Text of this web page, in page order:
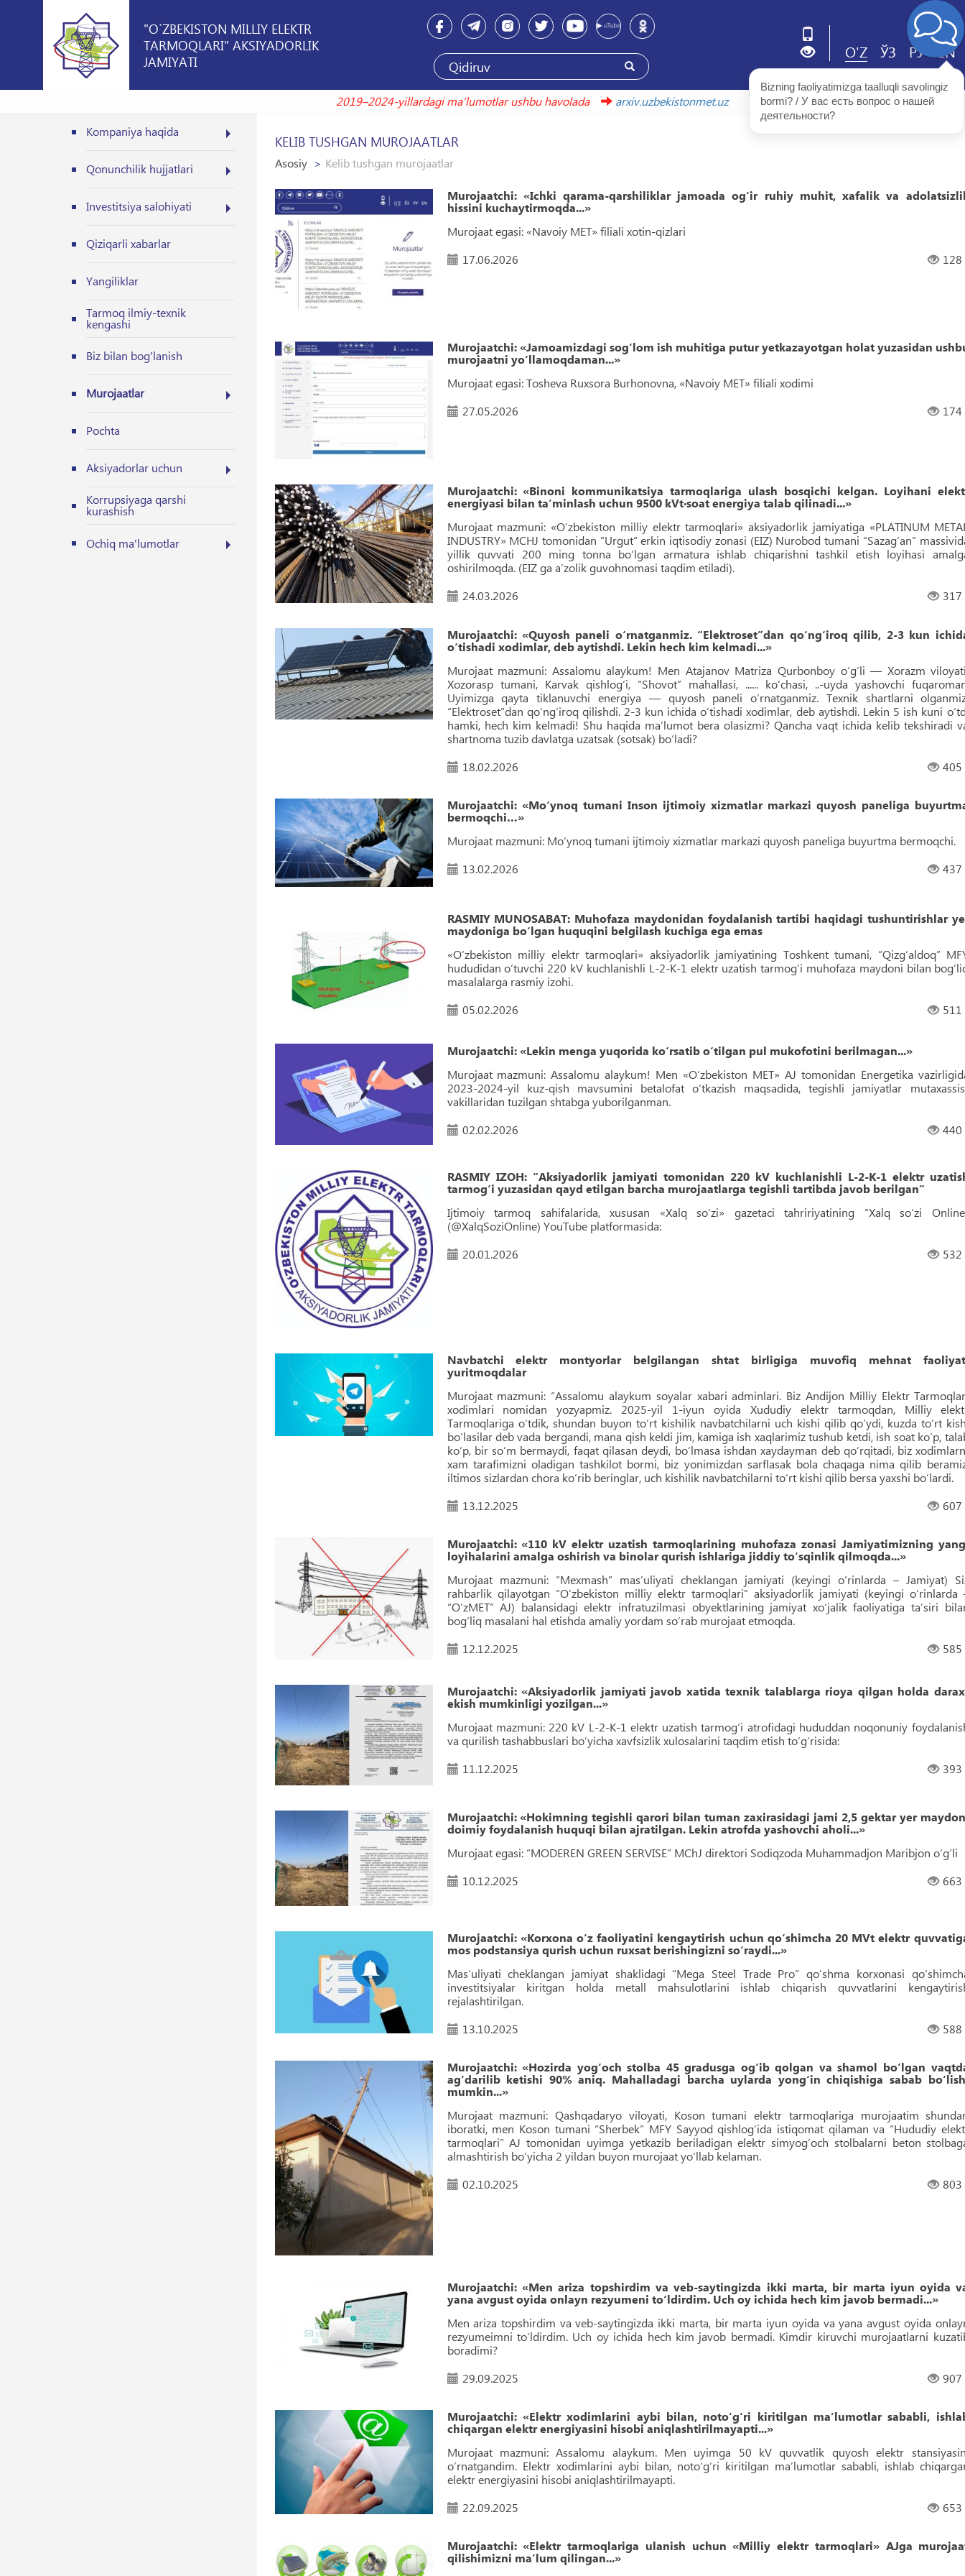
"O`ZBEKISTON MILLIY ELEKTR
TARMOQLARI" AKSIYADORLIK
JAMIYATI
O'Z ЎЗ РУ EN
2019–2024-yillardagi maʼlumotlar ushbu havolada
arxiv.uzbekistonmet.uz
Kompaniya haqida
Qonunchilik hujjatlari
Investitsiya salohiyati
Qiziqarli xabarlar
Yangiliklar
Tarmoq ilmiy-texnik
kengashi
Biz bilan bog'lanish
Murojaatlar
Pochta
Aksiyadorlar uchun
Korrupsiyaga qarshi
kurashish
Ochiq ma'lumotlar
KELIB TUSHGAN MUROJAATLAR
Asosiy Kelib tushgan murojaatlar
Murojaatchi: «Ichki qarama-qarshiliklar jamoada og‘ir ruhiy muhit, xafalik va
hissini kuchaytirmoqda...»
Murojaat egasi: «Navoiy MET» filiali xotin-qizlari
17.06.2026
128
Murojaatchi: «Jamoamizdagi sog‘lom ish muhitiga putur yetkazayotgan holat yuzasidan
murojaatni yo‘llamoqdaman...»
Murojaat egasi: Tosheva Ruxsora Burhonovna, «Navoiy MET» filiali xodimi
27.05.2026
174
Murojaatchi: «Binoni kommunikatsiya tarmoqlariga ulash bosqichi kelgan. Loyihani
energiyasi bilan taʼminlash uchun 9500 kVt∙soat energiya talab qilinadi...»
Murojaat mazmuni: «O‘zbekiston milliy elektr tarmoqlari» aksiyadorlik jamiyatiga «PLATINUM
INDUSTRY» MCHJ tomonidan “Urgut” erkin iqtisodiy zonasi (EIZ) Nurobod tumani “Sazag‘an”
yillik quvvati 200 ming tonna bo‘lgan armatura ishlab chiqarishni tashkil etish loyihasi
oshirilmoqda. (EIZ ga aʼzolik guvohnomasi taqdim etiladi).
24.03.2026
317
Murojaatchi: «Quyosh paneli o‘rnatganmiz. “Elektroset”dan qo‘ng‘iroq qilib, 2-3 kun
o‘tishadi xodimlar, deb aytishdi. Lekin hech kim kelmadi...»
Murojaat mazmuni: Assalomu alaykum! Men Atajanov Matriza Qurbonboy o‘g‘li — Xorazm
Xozorasp tumani, Karvak qishlog‘i, “Shovot” mahallasi, ...... ko‘chasi, ..-uyda yashovchi
Uyimizga qayta tiklanuvchi energiya — quyosh paneli o‘rnatganmiz. Texnik shartlarni
“Elektroset”dan qo‘ng‘iroq qilishdi. 2-3 kun ichida o‘tishadi xodimlar, deb aytishdi. Lekin 5 ish kuni
hamki, hech kim kelmadi! Shu haqida maʼlumot bera olasizmi? Qancha vaqt ichida kelib tekshiradi
shartnoma tuzib davlatga uzatsak (sotsak) bo‘ladi?
18.02.2026
405
Murojaatchi: «Mo‘ynoq tumani Inson ijtimoiy xizmatlar markazi quyosh paneliga
bermoqchi…»
Murojaat mazmuni: Mo‘ynoq tumani ijtimoiy xizmatlar markazi quyosh paneliga buyurtma bermoqchi.
13.02.2026
437
RASMIY MUNOSABAT: Muhofaza maydonidan foydalanish tartibi haqidagi tushuntirishlar
maydoniga bo‘lgan huquqini belgilash kuchiga ega emas
«O‘zbekiston milliy elektr tarmoqlari» aksiyadorlik jamiyatining Toshkent tumani, “Qizg‘aldoq”
hududidan o‘tuvchi 220 kV kuchlanishli L-2-K-1 elektr uzatish tarmog‘i muhofaza maydoni bilan
masalalarga rasmiy izohi.
05.02.2026
511
Murojaatchi: «Lekin menga yuqorida ko‘rsatib o‘tilgan pul mukofotini berilmagan...»
Murojaat mazmuni: Assalomu alaykum! Men «O‘zbekiston MET» AJ tomonidan Energetika
2023-2024-yil kuz-qish mavsumini betalofat o‘tkazish maqsadida, tegishli jamiyatlar
vakillaridan tuzilgan shtabga yuborilganman.
02.02.2026
440
RASMIY IZOH: “Aksiyadorlik jamiyati tomonidan 220 kV kuchlanishli L-2-K-1 elektr
tarmog‘i yuzasidan qayd etilgan barcha murojaatlarga tegishli tartibda javob berilgan”
Ijtimoiy tarmoq sahifalarida, xususan «Xalq so‘zi» gazetaci tahririyatining “Xalq so‘zi
(@XalqSoziOnline) YouTube platformasida:
20.01.2026
532
Navbatchi elektr montyorlar belgilangan shtat birligiga muvofiq mehnat
yuritmoqdalar
Murojaat mazmuni: “Assalomu alaykum soyalar xabari adminlari. Biz Andijon Milliy Elektr
xodimlari nomidan yozyapmiz. 2025-yil 1-iyun oyida Xududiy elektr tarmoqdan, Milliy
Tarmoqlariga o‘tdik, shundan buyon to‘rt kishilik navbatchilarni uch kishi qilib qo‘ydi, kuzda to‘rt
bo‘lasilar deb vada bergandi, mana qish keldi jim, kamiga ish xaqlarimiz tushub ketdi, ish soat ko‘p,
ko‘p, bir so‘m bermaydi, faqat qilasan deydi, bo‘lmasa ishdan xaydayman deb qo‘rqitadi, biz
xam tarafimizni oladigan tashkilot bormi, biz yonimizdan sarflasak bola chaqaga nima qilib
iltimos sizlardan chora ko‘rib beringlar, uch kishilik navbatchilarni to‘rt kishi qilib bersa yaxshi bo‘lardi.
13.12.2025
607
Murojaatchi: «110 kV elektr uzatish tarmoqlarining muhofaza zonasi Jamiyatimizning
loyihalarini amalga oshirish va binolar qurish ishlariga jiddiy to‘sqinlik qilmoqda...»
Murojaat mazmuni: “Mexmash” masʼuliyati cheklangan jamiyati (keyingi o‘rinlarda – Jamiyat)
rahbarlik qilayotgan “O‘zbekiston milliy elektr tarmoqlari” aksiyadorlik jamiyati (keyingi o‘rinlarda
“O‘zMET” AJ) balansidagi elektr infratuzilmasi obyektlarining jamiyat xo‘jalik faoliyatiga taʼsiri
bog‘liq masalani hal etishda amaliy yordam so‘rab murojaat etmoqda.
12.12.2025
585
Murojaatchi: «Aksiyadorlik jamiyati javob xatida texnik talablarga rioya qilgan holda
ekish mumkinligi yozilgan...»
Murojaat mazmuni: 220 kV L-2-K-1 elektr uzatish tarmog‘i atrofidagi hududdan noqonuniy
va qurilish tashabbuslari bo‘yicha xavfsizlik xulosalarini taqdim etish to‘g‘risida:
11.12.2025
393
Murojaatchi: «Hokimning tegishli qarori bilan tuman zaxirasidagi jami 2,5 gektar yer
doimiy foydalanish huquqi bilan ajratilgan. Lekin atrofda yashovchi aholi...»
Murojaat egasi: “MODEREN GREEN SERVISE” MChJ direktori Sodiqzoda Muhammadjon Maribjon o‘g‘li
10.12.2025
663
Murojaatchi: «Korxona o‘z faoliyatini kengaytirish uchun qo‘shimcha 20 MVt elektr
mos podstansiya qurish uchun ruxsat berishingizni so‘raydi...»
Masʼuliyati cheklangan jamiyat shaklidagi “Mega Steel Trade Pro” qo‘shma korxonasi
investitsiyalar kiritgan holda metall mahsulotlarini ishlab chiqarish quvvatlarini
rejalashtirilgan.
13.10.2025
588
Murojaatchi: «Hozirda yog‘och stolba 45 gradusga og‘ib qolgan va shamol bo‘lgan
ag‘darilib ketishi 90% aniq. Mahalladagi barcha uylarda yong‘in chiqishiga sabab
mumkin...»
Murojaat mazmuni: Qashqadaryo viloyati, Koson tumani elektr tarmoqlariga murojaatim
iboratki, men Koson tumani “Sherbek” MFY Sayyod qishlog‘ida istiqomat qilaman va “Hududiy
tarmoqlari” AJ tomonidan uyimga yetkazib beriladigan elektr simyog‘och stolbalarni beton
almashtirish bo‘yicha 2 yildan buyon murojaat yo‘llab kelaman.
02.10.2025
803
Murojaatchi: «Men ariza topshirdim va veb-saytingizda ikki marta, bir marta iyun oyida
yana avgust oyida onlayn rezyumeni to‘ldirdim. Uch oy ichida hech kim javob bermadi...»
Men ariza topshirdim va veb-saytingizda ikki marta, bir marta iyun oyida va yana avgust oyida
rezyumeimni to‘ldirdim. Uch oy ichida hech kim javob bermadi. Kimdir kiruvchi murojaatlarni
boradimi?
29.09.2025
907
Murojaatchi: «Elektr xodimlarini aybi bilan, noto‘g‘ri kiritilgan maʼlumotlar sababli,
chiqargan elektr energiyasini hisobi aniqlashtirilmayapti...»
Murojaat mazmuni: Assalomu alaykum. Men uyimga 50 kV quvvatlik quyosh elektr
o‘rnatgandim. Elektr xodimlarini aybi bilan, noto‘g‘ri kiritilgan maʼlumotlar sababli, ishlab
elektr energiyasini hisobi aniqlashtirilmayapti.
22.09.2025
653
Murojaatchi: «Elektr tarmoqlariga ulanish uchun «Milliy elektr tarmoqlari» AJga
qilishimizni maʼlum qilingan...»
Bizning faoliyatimizga taalluqli savolingiz
bormi? / У вас есть вопрос о нашей
деятельности?